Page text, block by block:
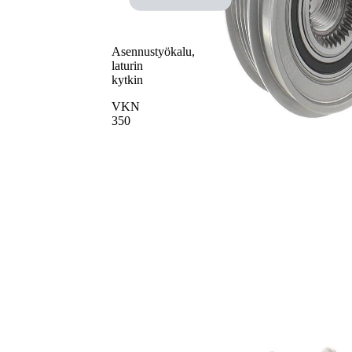
valmistenumerolle F-225653.11
F-552699.XX
Asennustyökalu,
laturin
kytkin
VKN
350